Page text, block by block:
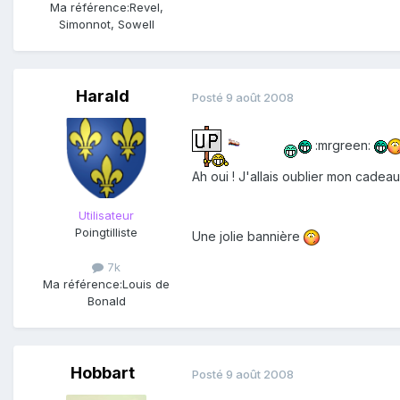
Ma référence:Revel,
Simonnot, Sowell
Harald
Utilisateur
Poingtilliste
7k
Ma référence:Louis de
Bonald
Posté 9 août 2008
:mrgreen:
Ah oui ! J'allais oublier mon
Une jolie bannière
Hobbart Posté 9 août 2008